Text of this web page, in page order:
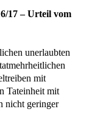
17 – Urteil vom
unerlaubten
mit
Tateinheit mit
nicht geringer